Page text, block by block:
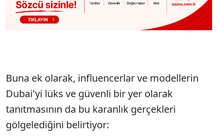
Buna ek olarak, influencerlar ve modellerin
Dubai'yi lüks ve güvenli bir yer olarak
tanıtmasının da bu karanlık gerçekleri
gölgelediğini belirtiyor: